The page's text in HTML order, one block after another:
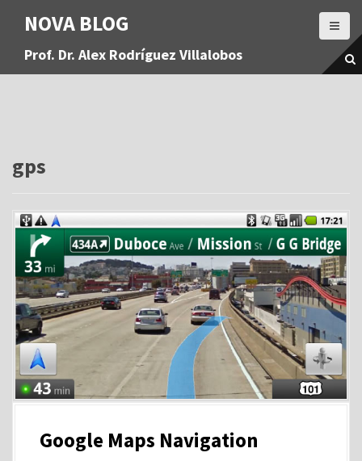
a
NOVA BLOG
Prof. Dr. Alex Rodríguez Villalobos
gps
Google Maps Navigation